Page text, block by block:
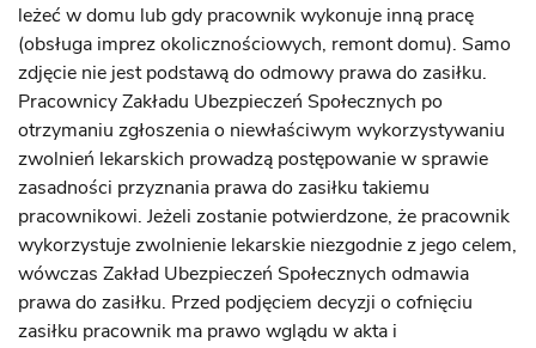
leżeć w domu lub gdy pracownik wykonuje inną pracę
(obsługa imprez okolicznościowych, remont domu). Samo
zdjęcie nie jest podstawą do odmowy prawa do zasiłku.
Pracownicy Zakładu Ubezpieczeń Społecznych po
otrzymaniu zgłoszenia o niewłaściwym wykorzystywaniu
zwolnień lekarskich prowadzą postępowanie w sprawie
zasadności przyznania prawa do zasiłku takiemu
pracownikowi. Jeżeli zostanie potwierdzone, że pracownik
wykorzystuje zwolnienie lekarskie niezgodnie z jego celem,
wówczas Zakład Ubezpieczeń Społecznych odmawia
prawa do zasiłku. Przed podjęciem decyzji o cofnięciu
zasiłku pracownik ma prawo wglądu w akta i